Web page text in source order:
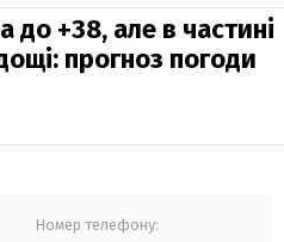
до +38, але в частині
прогноз погоди
Номер телефону: